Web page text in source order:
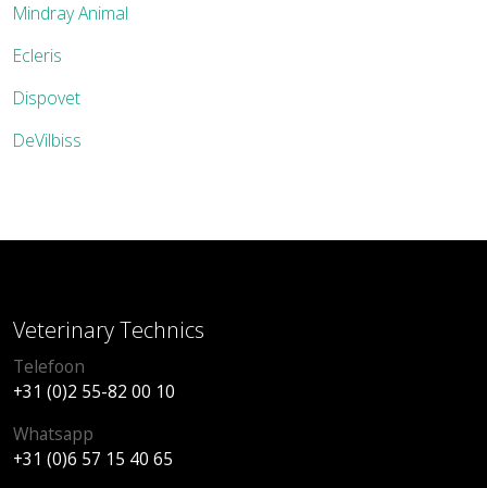
Mindray Animal
Ecleris
Dispovet
DeVilbiss
Veterinary Technics
Telefoon
+31 (0)2 55-82 00 10
Whatsapp
+31 (0)6 57 15 40 65